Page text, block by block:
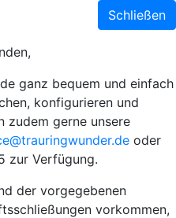
Schließen
ganz bequem und einfach
konfigurieren und
zudem gerne unsere
oder
zur Verfügung.
der vorgegebenen
vorkommen,